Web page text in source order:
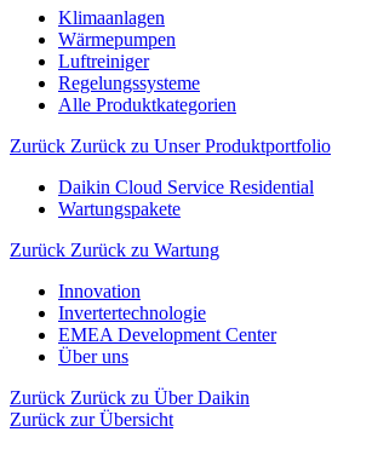
Klimaanlagen
Wärmepumpen
Luftreiniger
Regelungssysteme
Alle Produktkategorien
Zurück Zurück zu Unser Produktportfolio
Daikin Cloud Service Residential
Wartungspakete
Zurück Zurück zu Wartung
Innovation
Invertertechnologie
EMEA Development Center
Über uns
Zurück Zurück zu Über Daikin
Zurück zur Übersicht